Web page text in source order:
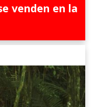
venden en la